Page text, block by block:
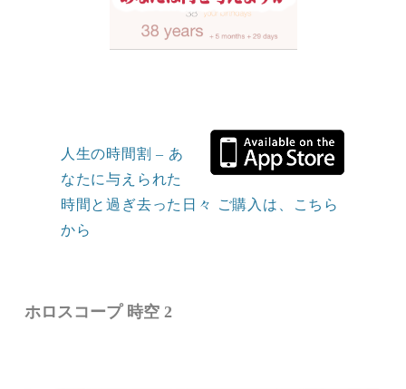
人生の時間割 – あ
なたに与えられた
時間と過ぎ去った日々 ご購入は、こちら
から
ホロスコープ 時空 2